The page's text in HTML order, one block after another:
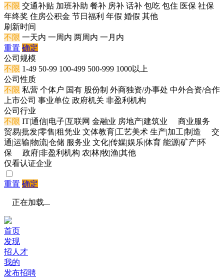
不限 交通补贴 加班补助 餐补 房补 话补 包吃 包住 医保 社保
年终奖 住房公积金 节日福利 年假 婚假 其他
刷新时间
不限 一天内 一周内 两周内 一月内
重置 确定
公司规模
不限 1-49 50-99 100-499 500-999 1000以上
公司性质
不限 私营 个体户 国有 股份制 外商独资/办事处 中外合资/合作
上市公司 事业单位 政府机关 非盈利机构
公司行业
不限 IT|通信|电子|互联网 金融业 房地产|建筑业
商业服务
贸易|批发|零售|租凭业 文体教育|工艺美术 生产|加工|制造
交
通|运输|物流|仓储 服务业 文化|传媒|娱乐|体育 能源|矿产|环
保
政府|非盈利机构 农|林|牧|渔|其他
仅看认证企业
重置 确定
正在加载...
首页
发现
招人才
我的
发布招聘